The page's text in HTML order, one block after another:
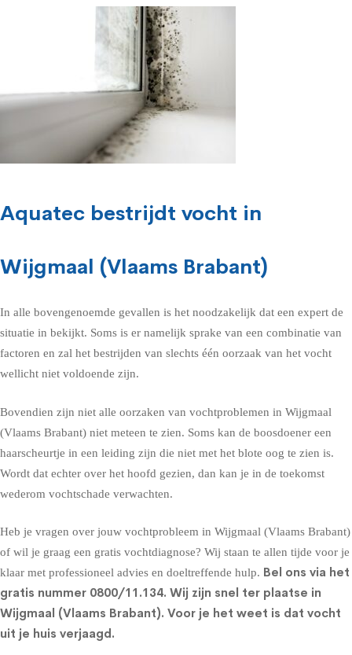
Aquatec bestrijdt vocht in
Wijgmaal (Vlaams Brabant)
In alle bovengenoemde gevallen is het noodzakelijk dat een expert de
situatie in bekijkt. Soms is er namelijk sprake van een combinatie van
factoren en zal het bestrijden van slechts één oorzaak van het vocht
wellicht niet voldoende zijn.
Bovendien zijn niet alle oorzaken van vochtproblemen in Wijgmaal
(Vlaams Brabant) niet meteen te zien. Soms kan de boosdoener een
haarscheurtje in een leiding zijn die niet met het blote oog te zien is.
Wordt dat echter over het hoofd gezien, dan kan je in de toekomst
wederom vochtschade verwachten.
Heb je vragen over jouw vochtprobleem in Wijgmaal (Vlaams Brabant)
of wil je graag een gratis vochtdiagnose? Wij staan te allen tijde voor je
klaar met professioneel advies en doeltreffende hulp. Bel ons via het
gratis nummer 0800/11.134. Wij zijn snel ter plaatse in
Wijgmaal (Vlaams Brabant). Voor je het weet is dat vocht
uit je huis verjaagd.